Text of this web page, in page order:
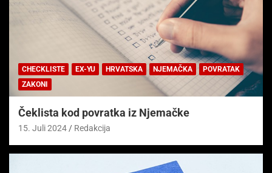
CHECKLISTE EX-YU HRVATSKA NJEMAČKA
POVRATAK
ZAKONI
Čeklista kod povratka iz Njemačke
15. Juli 2024 Redakcija